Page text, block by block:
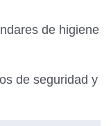
de higiene
de seguridad y